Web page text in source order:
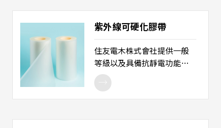
痕跡。
可適用於終端客戶高速 SMT
表面黏著製程的需求。 產品
用途： 1. 晶片乘載。 2. 半導
體成品保護、包裝。
紫外線可硬化膠帶
住友電木株式會社提供一般
等級以及具備抗靜電功能的
紫外線可硬化膠帶膠帶 ，可
用於半導體及電子產品的切
割、承載用途，除用於切割